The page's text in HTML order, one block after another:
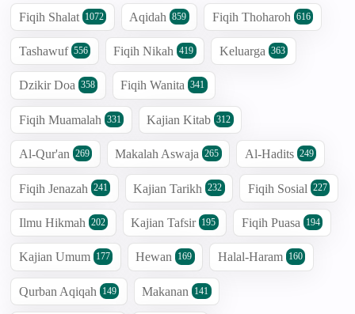
Fiqih Shalat 1072 Aqidah 859 Fiqih Thoharoh 616
Tashawuf 556 Fiqih Nikah 419 Keluarga 363
Dzikir Doa 358 Fiqih Wanita 341
Fiqih Muamalah 331 Kajian Kitab 312
Al-Qur'an 269 Makalah Aswaja 265 Al-Hadits 249
Fiqih Jenazah 241 Kajian Tarikh 232 Fiqih Sosial 227
Ilmu Hikmah 202 Kajian Tafsir 195 Fiqih Puasa 194
Kajian Umum 177 Hewan 169 Halal-Haram 160
Qurban Aqiqah 149 Makanan 141